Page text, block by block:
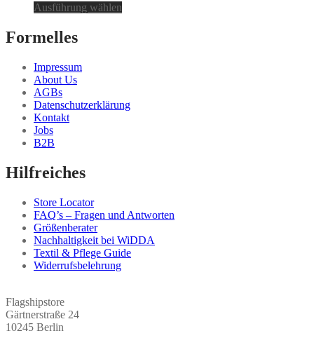
Ausführung wählen
können
Formelles
Impressum
About Us
AGBs
Datenschutzerklärung
Kontakt
Jobs
B2B
Hilfreiches
Store Locator
FAQ’s – Fragen und Antworten
Größenberater
Nachhaltigkeit bei WiDDA
Textil & Pflege Guide
Widerrufsbelehrung
Flagshipstore
Gärtnerstraße 24
10245 Berlin